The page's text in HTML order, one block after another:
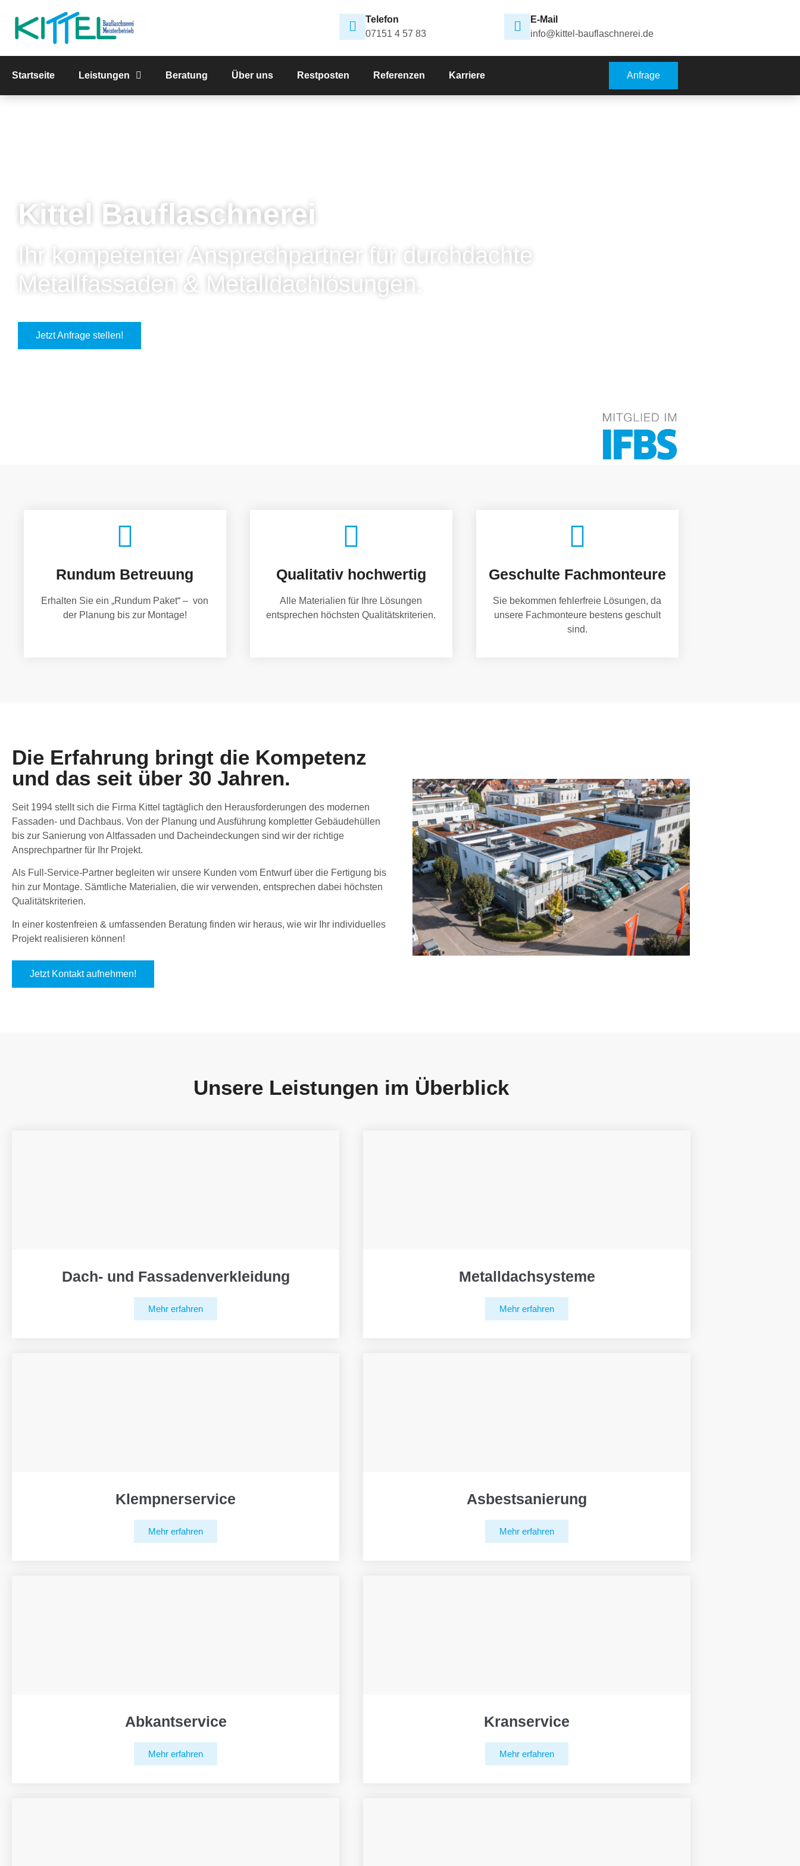
Telefon
07151 4 57 83
E-Mail
info@kittel-bauflaschnerei.de
Startseite Leistungen Beratung Über uns Restposten Referenzen Karriere Anfrage
Kittel Bauflaschnerei
Ihr kompetenter Ansprechpartner für durchdachte
Metallfassaden & Metalldachlösungen.
Jetzt Anfrage stellen!
Rundum Betreuung
Erhalten Sie ein „Rundum Paket“ – von
der Planung bis zur Montage!
Qualitativ hochwertig
Alle Materialien für Ihre Lösungen
entsprechen höchsten Qualitätskriterien.
Geschulte Fachmonteure
Sie bekommen fehlerfreie Lösungen, da
unsere Fachmonteure bestens geschult
sind.
Die Erfahrung bringt die Kompetenz
und das seit über 30 Jahren.
Seit 1994 stellt sich die Firma Kittel tagtäglich den Herausforderungen des modernen
Fassaden- und Dachbaus. Von der Planung und Ausführung kompletter Gebäudehüllen
bis zur Sanierung von Altfassaden und Dacheindeckungen sind wir der richtige
Ansprechpartner für Ihr Projekt.
Als Full-Service-Partner begleiten wir unsere Kunden vom Entwurf über die Fertigung bis
hin zur Montage. Sämtliche Materialien, die wir verwenden, entsprechen dabei höchsten
Qualitätskriterien.
In einer kostenfreien & umfassenden Beratung finden wir heraus, wie wir Ihr individuelles
Projekt realisieren können!
Jetzt Kontakt aufnehmen!
Unsere Leistungen im Überblick
Dach- und Fassadenverkleidung
Mehr erfahren
Metalldachsysteme
Mehr erfahren
Klempnerservice
Mehr erfahren
Asbestsanierung
Mehr erfahren
Abkantservice
Mehr erfahren
Kranservice
Mehr erfahren